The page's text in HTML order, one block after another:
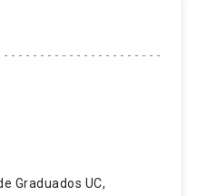
Graduados UC,